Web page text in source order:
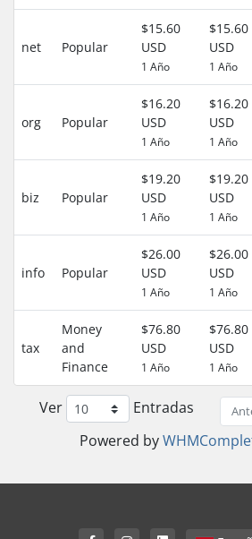
net Popular
$15.60
USD
1 Año
$15.60
USD
1 Año
org Popular
$16.20
USD
1 Año
$16.20
USD
1 Año
biz Popular
$19.20
USD
1 Año
$19.20
USD
1 Año
info Popular
$26.00
USD
1 Año
$26.00
USD
1 Año
tax
Money
and
Finance
$76.80
USD
1 Año
$76.80
USD
1 Año
Ver
Entradas
Powered by